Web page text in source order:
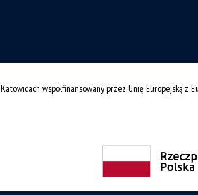
współfinansowany przez Unię Europejską